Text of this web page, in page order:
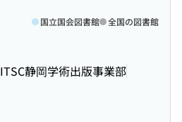
ITSC静岡学術出版事業部
国立国会図書館 全国の図書館